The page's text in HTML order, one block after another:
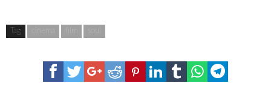
Tag cinema soul